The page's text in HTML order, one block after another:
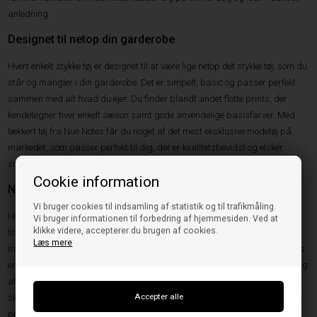
Cookie information
Vi bruger cookies til indsamling af statistik og til trafikmåling.
Vi bruger informationen til forbedring af hjemmesiden. Ved at
klikke videre, accepterer du brugen af cookies.
Læs mere
anledning.
Designet til netop din garderobe
Hvert enkelt stykke tøj er designet til at være lige netop dét stykke tøj, som du
står og mangler i din garderobe. Det er simpelt, basic og passer perfekt
sammen med alt hvad du ejer. Du finder blandt andet flotte prints, der
kendetegner hver enkelt sæson samt gode anvendelige basisfarver. Med
lækkert tøj fra Nué Notes får du noget af det mest eksklusive modetøj på
markedet, som passer perfekt til dig, der er kvalitetsbevidst og elsker
smukke og unikke designs.
Nué Notes hos Husetno10
Hos Husetno10 finder du et stort udvalg af lækkert tøj fra Nué Notes. Vi
forhandler alt fra florlette nederdele i skønne farver, der snildt kan parres
med plyssede striktrøjer, til skønne, løse og mønstrede bukser, der ligeledes
er perfekte til dejlige, lune
. Du finder desuden også et stort udvalg
af fabelagtige skjorter i den blødeste bomuld samt luftige, gennemsigtige
skjorter i let viskose, der er perfekte på en lun forårsdag. Du kan skabe det
perfekte trendy outfit fra Nué Notes ved at sammensætte forskellige